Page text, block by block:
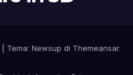
Tema: Newsup di Themeansar.